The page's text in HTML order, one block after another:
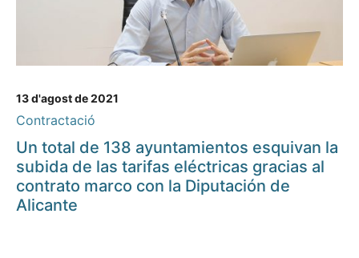
13 d'agost de 2021
Contractació
Un total de 138 ayuntamientos esquivan la
subida de las tarifas eléctricas gracias al
contrato marco con la Diputación de
Alicante